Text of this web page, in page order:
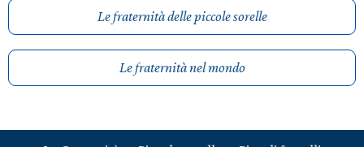
Le fraternità delle piccole sorelle
Le fraternità nel mondo